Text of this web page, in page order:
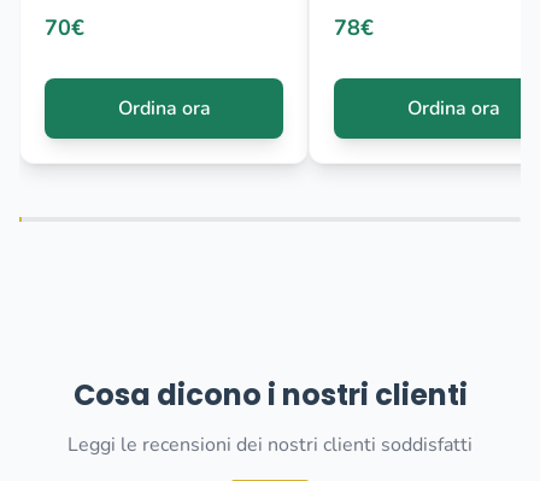
70€
Ordina ora
78€
Ordina ora
Cosa dicono i nostri clienti
Leggi le recensioni dei nostri clienti soddisfatti